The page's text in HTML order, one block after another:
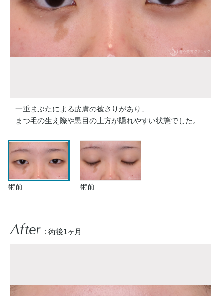
一重まぶたによる皮膚の被さりがあり、
まつ毛の生え際や黒目の上方が隠れやすい状態でした。
術前 術前
After : 術後1ヶ月